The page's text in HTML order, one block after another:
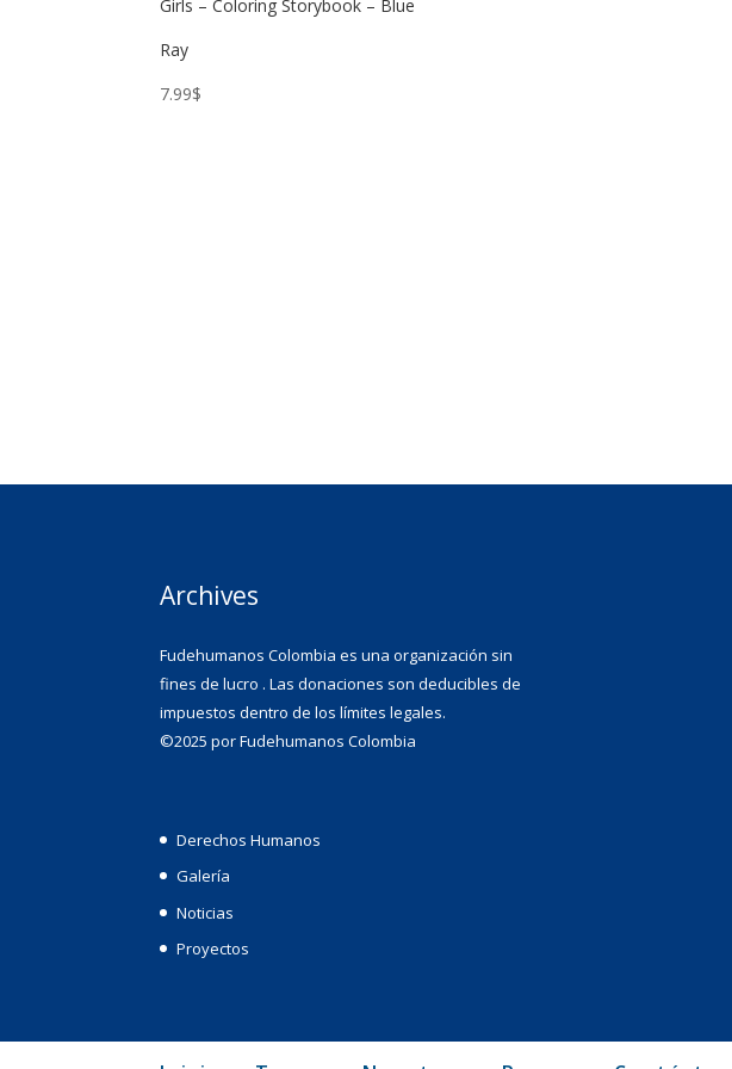
Girls – Coloring Storybook – Blue
Ray
7.99$
Archives
Fudehumanos Colombia es una organización sin
fines de lucro . Las donaciones son deducibles de
impuestos dentro de los límites legales.
©2025 por Fudehumanos Colombia
Derechos Humanos
Galería
Noticias
Proyectos